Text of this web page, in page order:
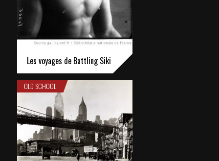
Les voyages de Battling Siki
OLD SCHOOL